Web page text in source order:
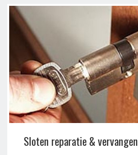
Sloten reparatie & vervangen